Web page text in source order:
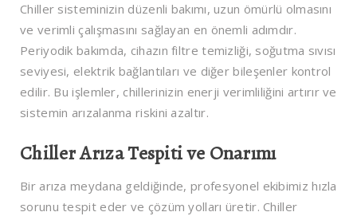
Chiller sisteminizin düzenli bakımı, uzun ömürlü olmasını
ve verimli çalışmasını sağlayan en önemli adımdır.
Periyodik bakımda, cihazın filtre temizliği, soğutma sıvısı
seviyesi, elektrik bağlantıları ve diğer bileşenler kontrol
edilir. Bu işlemler, chillerinizin enerji verimliliğini artırır ve
sistemin arızalanma riskini azaltır.
Chiller Arıza Tespiti ve Onarımı
Bir arıza meydana geldiğinde, profesyonel ekibimiz hızla
sorunu tespit eder ve çözüm yolları üretir. Chiller